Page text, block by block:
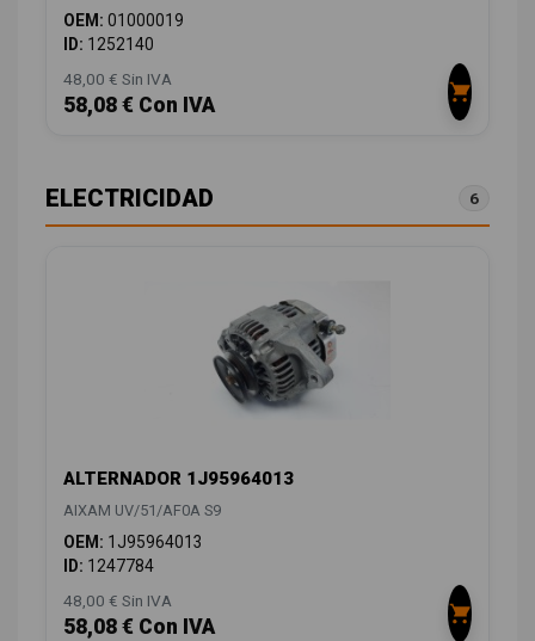
OEM: 01000019
ID: 1252140
48,00 € Sin IVA
58,08 € Con IVA
ELECTRICIDAD 6
ALTERNADOR 1J95964013
AIXAM UV/51/AF0A S9
OEM: 1J95964013
ID: 1247784
48,00 € Sin IVA
58,08 € Con IVA